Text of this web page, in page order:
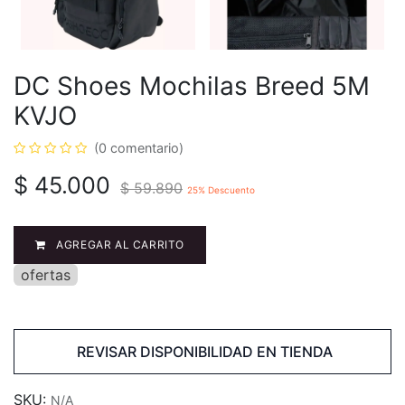
DC Shoes Mochilas Breed 5M
KVJO
(0 comentario)
$ 45.000 $59.890 25% Descuento
AGREGAR AL CARRITO
ofertas
REVISAR DISPONIBILIDAD EN TIENDA
SKU: N/A